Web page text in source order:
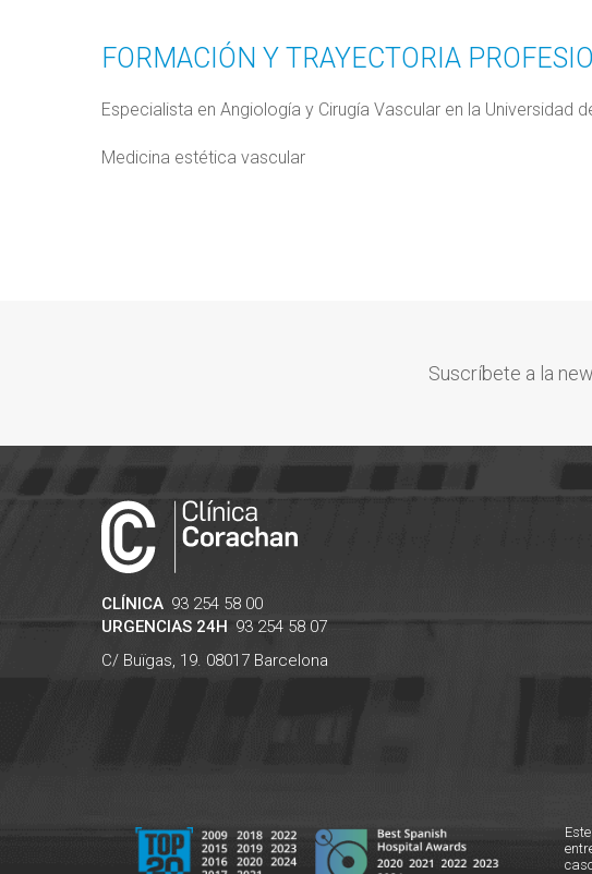
FORMACIÓN Y TRAYECTORIA
Especialista en Angiología y Cirugía Vascular en la Universidad
Medicina estética vascular
Suscríbete a la
CLÍNICA 93 254 58 00
URGENCIAS 24H 93 254 58 07
C/ Buïgas, 19. 08017 Barcelona